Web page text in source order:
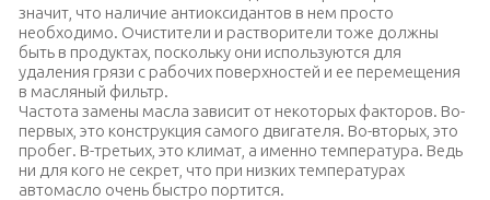
значит, что наличие антиоксидантов в нем просто
необходимо. Очистители и растворители тоже должны
быть в продуктах, поскольку они используются для
удаления грязи с рабочих поверхностей и ее перемещения
в масляный фильтр.
Частота замены масла зависит от некоторых факторов. Во-
первых, это конструкция самого двигателя. Во-вторых, это
пробег. В-третьих, это климат, а именно температура. Ведь
ни для кого не секрет, что при низких температурах
автомасло очень быстро портится.